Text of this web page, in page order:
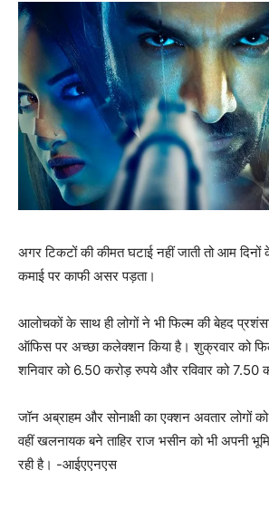
अगर टिकटों की कीमत घटाई नहीं जाती तो आम दिनों
कमाई पर काफी असर पड़ता।
आलोचकों के साथ ही लोगों ने भी फिल्म की बेहद
ऑफिस पर अच्छा कलेक्शन किया है। शुक्रवार को
शनिवार को 6.50 करोड़ रुपये और रविवार को 7.50
जॉन अब्राहम और सोनाक्षी का एक्शन अवतार लोगों
वहीं खलनायक बने ताहिर राज भसीन को भी अपनी
रही है। -आईएएनएस